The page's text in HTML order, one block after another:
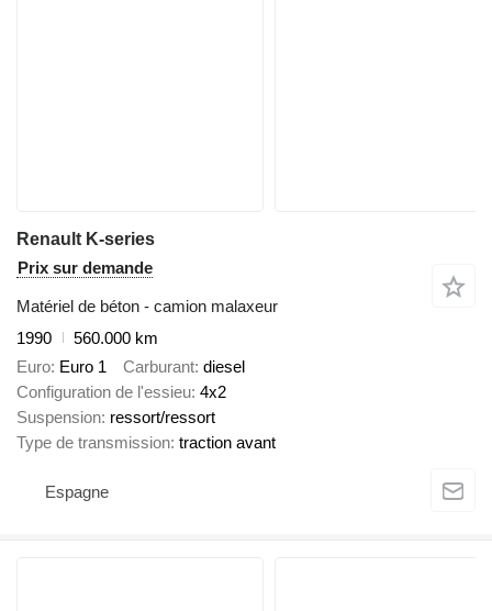
Renault K-series
Prix sur demande
Matériel de béton - camion malaxeur
1990
560.000 km
Euro Euro 1 Carburant diesel
Configuration de l'essieu 4x2
Suspension ressort/ressort
Type de transmission traction avant
Espagne